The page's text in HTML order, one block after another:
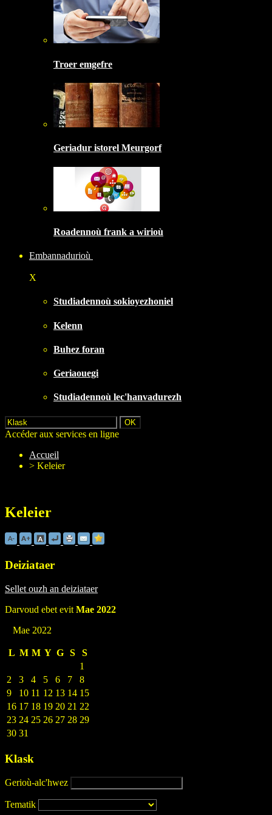
Troer emgefre
Geriadur istorel Meurgorf
Roadennoù frank a wirioù
Embannadurioù
X
Studiadennoù sokioyezhoniel
Kelenn
Buhez foran
Geriaouegi
Studiadennoù lec'hanvadurezh
Accéder aux services en ligne
Accueil
> Keleier
Keleier
Deiziataer
Sellet ouzh an deiziataer
Darvoud ebet evit Mae 2022
Mae 2022
L M M Y G S
S
1
2
3 4 5 6 7
8
9
10 11 12 13 14 15
16 17 18 19 20 21 22
23 24 25 26 27 28 29
30 31
Klask
Gerioù-alc'hwez
Tematik